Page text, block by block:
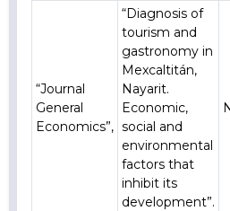
“Journal
General
Economics”,
“Diagnosis of
tourism and
gastronomy in
Mexcaltitán,
Nayarit.
Economic,
social and
environmental
factors that
inhibit its
development”.